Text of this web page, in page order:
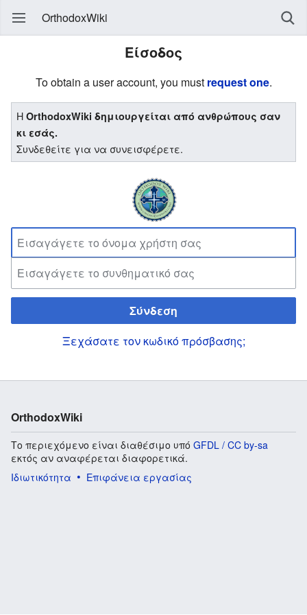
OrthodoxWiki
Είσοδος
To obtain a user account, you must request one.
ΗOrthodoxWiki δημιουργείται από ανθρώπους σαν
κι εσάς.
Συνδεθείτε για να συνεισφέρετε.
Σύνδεση
Ξεχάσατε τον κωδικό πρόσβασης;
OrthodoxWiki
Το περιεχόμενο είναι διαθέσιμο υπό GFDL / CC by-sa
εκτός αν αναφέρεται διαφορετικά.
Ιδιωτικότητα
Επιφάνεια εργασίας